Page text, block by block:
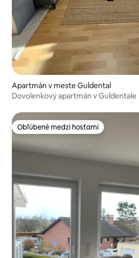
Apartmán v meste Guldental
Dovolenkový apartmán v Guldentale
Obľúbené medzi hosťami
Obľúbené medzi hosťami